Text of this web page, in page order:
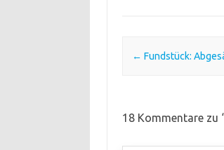
Post navigation
← Fundstück:
18 Kommentare zu